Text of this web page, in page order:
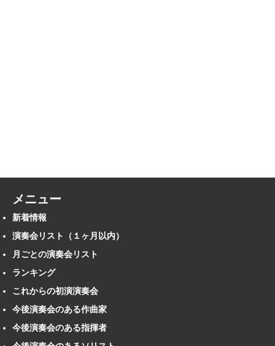
メニュー
新着情報
演奏会リスト（１ヶ月以内）
月ごとの演奏会リスト
ランキング
これからの初演演奏会
今後演奏会のある作曲家
今後演奏会のある指揮者